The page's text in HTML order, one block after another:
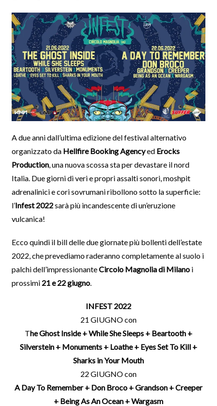
A due anni dall’ultima edizione del festival alternativo
organizzato da Hellfire Booking Agencyed Erocks
Production, una nuova scossa sta per devastare il nord
Italia. Due giorni di veri e propri assalti sonori, moshpit
adrenalinici e cori sovrumani ribollono sotto la superficie:
l’Infest 2022sarà più incandescente di un’eruzione
vulcanica!
Ecco quindi il bill delle due giornate più bollenti dell’estate
2022, che prevediamo raderanno completamente al suolo i
palchi dell’impressionanteCircolo Magnolia di Milanoi
prossimi 21 e 22 giugno.
INFEST 2022
21 GIUGNO con
The Ghost Inside + While She Sleeps + Beartooth +
Silverstein + Monuments + Loathe + Eyes Set To Kill +
Sharks in Your Mouth
22 GIUGNO con
A Day To Remember + Don Broco + Grandson + Creeper
+ Being As An Ocean + Wargasm